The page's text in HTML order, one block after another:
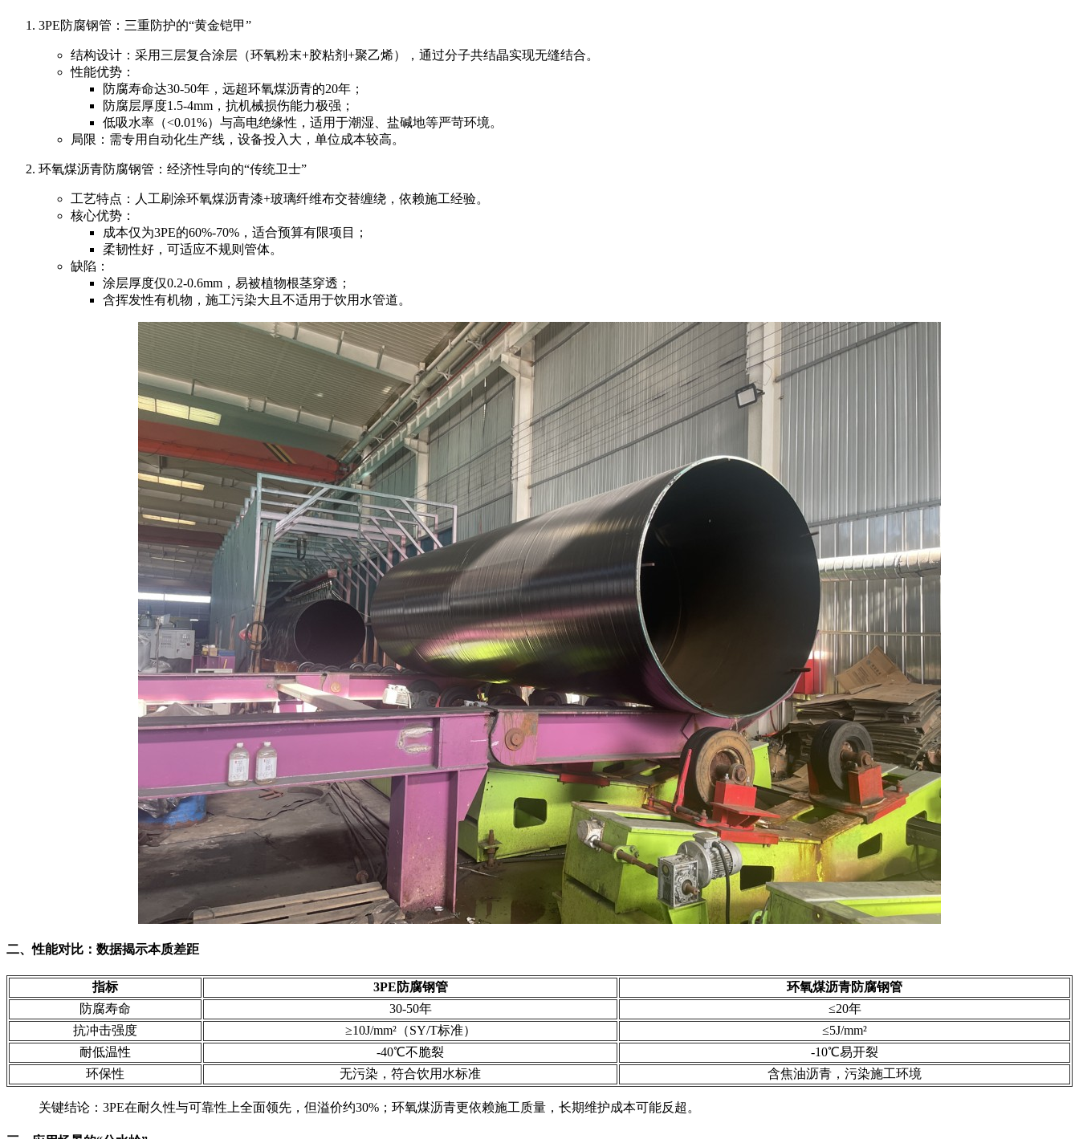
3PE防腐钢管：三重防护的“黄金铠甲”
结构设计：采用三层复合涂层（环氧粉末+胶粘剂+聚乙烯），通过分子共结晶实现无缝结合。
性能优势：
防腐寿命达30-50年，远超环氧煤沥青的20年；
防腐层厚度1.5-4mm，抗机械损伤能力极强；
低吸水率（<0.01%）与高电绝缘性，适用于潮湿、盐碱地等严苛环境。
局限：需专用自动化生产线，设备投入大，单位成本较高。
环氧煤沥青防腐钢管：经济性导向的“传统卫士”
工艺特点：人工刷涂环氧煤沥青漆+玻璃纤维布交替缠绕，依赖施工经验。
核心优势：
成本仅为3PE的60%-70%，适合预算有限项目；
柔韧性好，可适应不规则管体。
缺陷：
涂层厚度仅0.2-0.6mm，易被植物根茎穿透；
含挥发性有机物，施工污染大且不适用于饮用水管道。
二、性能对比：数据揭示本质差距
指标 3PE防腐钢管
环氧煤沥青防腐钢管
防腐寿命
30-50年
≤20年
抗冲击强度
≥10J/mm²（SY/T标准）
≤5J/mm²
耐低温性
-40℃不脆裂
-10℃易开裂
环保性
无污染，符合饮用水标准 含焦油沥青，污染施工环境
关键结论：3PE在耐久性与可靠性上全面领先，但溢价约30%；环氧煤沥青更依赖施工质量，长期维护成本可能反超。